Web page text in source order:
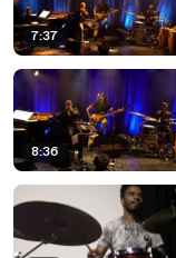
7:37
8:36